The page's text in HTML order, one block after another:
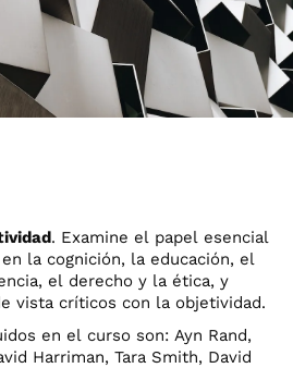
. Examine el papel esencial
la cognición, la educación, el
el derecho y la ética, y
vista críticos con la objetividad.
en el curso son: Ayn Rand,
Harriman, Tara Smith, David